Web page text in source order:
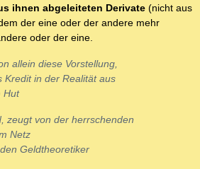
ihnen abgeleiteten Derivate (nicht aus
der eine oder der andere mehr
oder der eine.
allein diese Vorstellung,
Kredit in der Realität aus
Hut
zeugt von der herrschenden
Netz
Geldtheoretiker